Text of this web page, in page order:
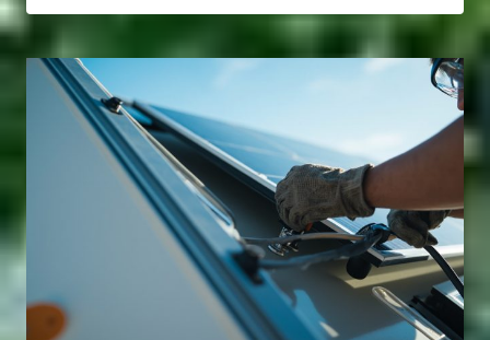
AUTONOME
ÉLECTRICITÉ
MON
CAMPING-
CAR
GRÂCE
À
UNE
GESTION
OPTIMALE
L’ÉNERGIE